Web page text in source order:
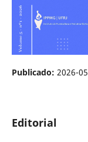
Publicado: 2026-
Editorial